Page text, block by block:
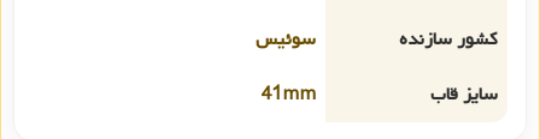
کشور سازنده
سوئیس
سایز قاب
41mm